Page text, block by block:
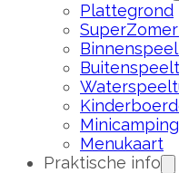
Plattegrond
Minicamping
Menukaart
Praktische info